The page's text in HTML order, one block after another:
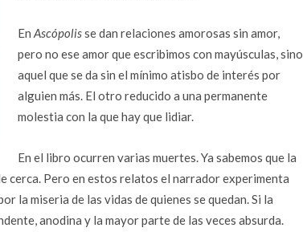
En Ascópolisse dan relaciones amorosas sin amor,
pero no ese amor que escribimos con mayúsculas, sino
aquel que se da sin el mínimo atisbo de interés por
alguien más. El otro reducido a una permanente
molestia con la que hay que lidiar.
En el libro ocurren varias muertes. Ya sabemos que la
cerca. Pero en estos relatos el narrador experimenta
la miseria de las vidas de quienes se quedan. Si la
anodina y la mayor parte de las veces absurda.